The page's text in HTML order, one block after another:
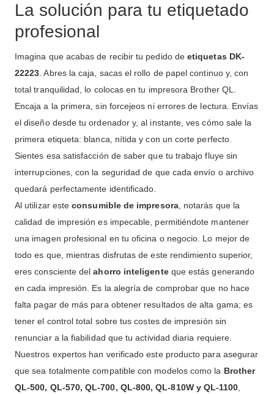
La solución para tu etiquetado
profesional
Imagina que acabas de recibir tu pedido deetiquetas DK-
22223. Abres la caja, sacas el rollo de papel continuo y, con
total tranquilidad, lo colocas en tu impresora Brother QL.
Encaja a la primera, sin forcejeos ni errores de lectura. Envías
el diseño desde tu ordenador y, al instante, ves cómo sale la
primera etiqueta: blanca, nítida y con un corte perfecto.
Sientes esa satisfacción de saber que tu trabajo fluye sin
interrupciones, con la seguridad de que cada envío o archivo
quedará perfectamente identificado.
Al utilizar esteconsumible de impresora, notarás que la
calidad de impresión es impecable, permitiéndote mantener
una imagen profesional en tu oficina o negocio. Lo mejor de
todo es que, mientras disfrutas de este rendimiento superior,
eres consciente delahorro inteligenteque estás generando
en cada impresión. Es la alegría de comprobar que no hace
falta pagar de más para obtener resultados de alta gama; es
tener el control total sobre tus costes de impresión sin
renunciar a la fiabilidad que tu actividad diaria requiere.
Nuestros expertos han verificado este producto para asegurar
que sea totalmente compatible con modelos como la Brother
QL-500, QL-570, QL-700, QL-800, QL-810W y QL-1100,